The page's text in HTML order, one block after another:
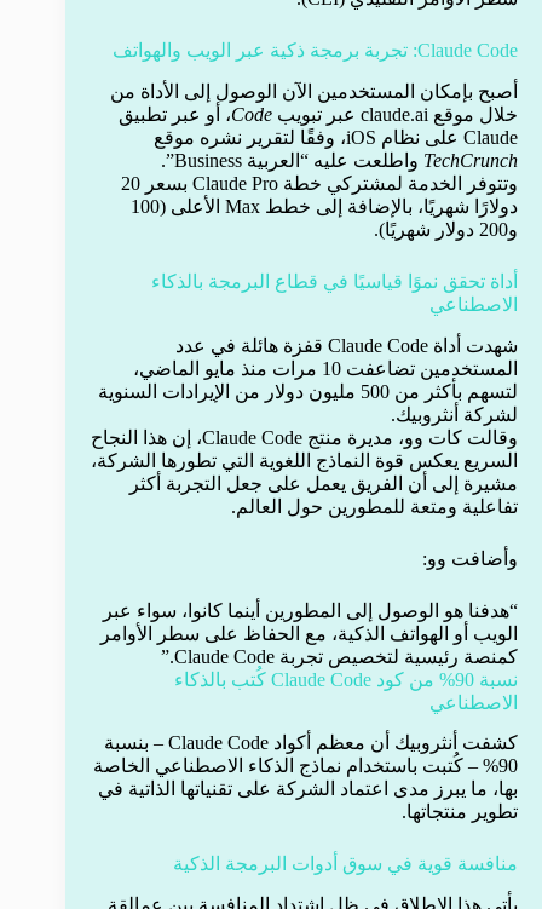
Claude Code: تجربة برمجة ذكية عبر الويب والهواتف
أصبح بإمكان المستخدمين الآن الوصول إلى الأداة من
خلال موقع claude.ai عبر تبويب
Code، أو عبر تطبيق
Claude على نظام iOS، وفقًا لتقرير نشره موقع
TechCrunch واطلعت عليه “العربية Business”.
وتتوفر الخدمة لمشتركي خطة Claude Pro بسعر 20
دولارًا شهريًا، بالإضافة إلى خطط Max الأعلى (100
و200 دولار شهريًا).
أداة تحقق نموًا قياسيًا في قطاع البرمجة بالذكاء
الاصطناعي
شهدت أداة Claude Code قفزة هائلة في عدد
المستخدمين تضاعفت 10 مرات منذ مايو الماضي،
لتسهم بأكثر من 500 مليون دولار من الإيرادات السنوية
لشركة أنثروبيك.
وقالت كات وو، مديرة منتج Claude Code، إن هذا النجاح
السريع يعكس قوة النماذج اللغوية التي تطورها الشركة،
مشيرة إلى أن الفريق يعمل على جعل التجربة أكثر
تفاعلية ومتعة للمطورين حول العالم.
وأضافت وو:
“هدفنا هو الوصول إلى المطورين أينما كانوا، سواء عبر
الويب أو الهواتف الذكية، مع الحفاظ على سطر الأوامر
كمنصة رئيسية لتخصيص تجربة Claude Code.”
نسبة 90% من كود Claude Code كُتب بالذكاء
الاصطناعي
كشفت أنثروبيك أن معظم أكواد Claude Code – بنسبة
90% – كُتبت باستخدام نماذج الذكاء الاصطناعي الخاصة
بها، ما يبرز مدى اعتماد الشركة على تقنياتها الذاتية في
تطوير منتجاتها.
منافسة قوية في سوق أدوات البرمجة الذكية